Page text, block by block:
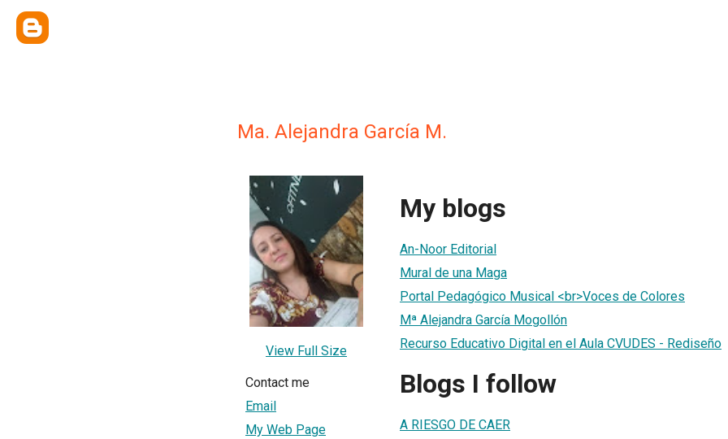
Ma. Alejandra García M.
View Full Size
Contact me
Email
My Web Page
My blogs
An-Noor Editorial
Mural de una Maga
Portal Pedagógico Musical <br>Voces de Colores
Mª Alejandra García Mogollón
Recurso Educativo Digital en el Aula CVUDES - Rediseño
Blogs I follow
A RIESGO DE CAER